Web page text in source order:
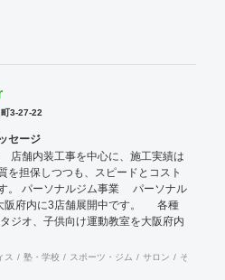
3-27-22
セージ
店舗内装工事を中心に、施工実績は
担保しつつも、スピードとコスト
。 パーソナルジム事業 パーソナル
阪府内に3店舗展開中です。 各種
オ、子供向け運動教室を大阪府内
ス 塾・学校 スポーツ・ジム サロン その他